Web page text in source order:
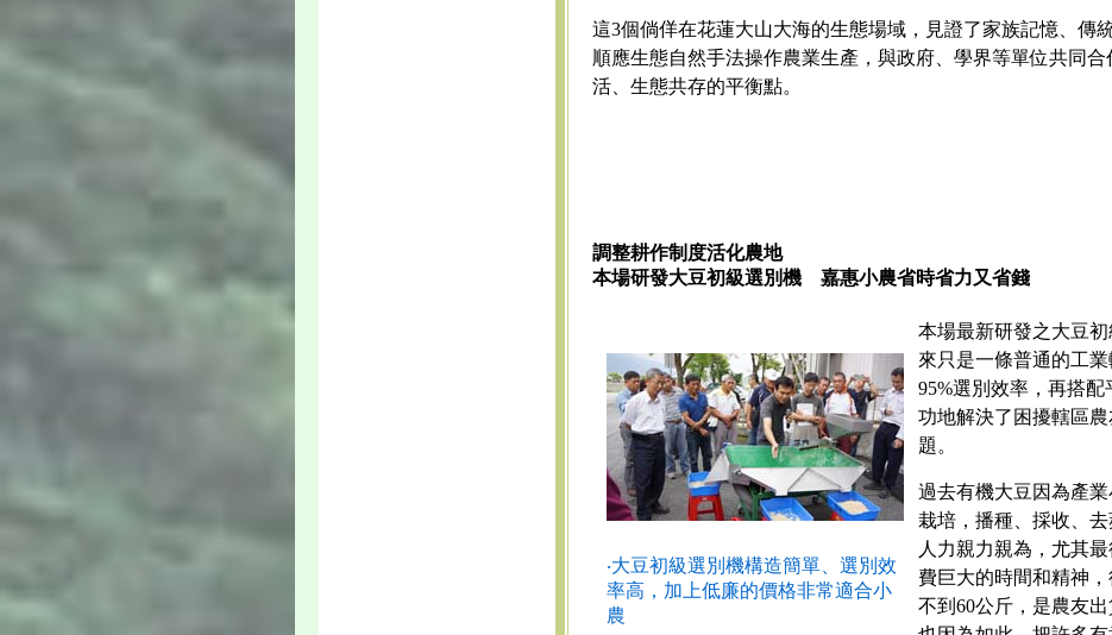
這3個倘佯在花蓮大山大海的生態場域，見證了家族記憶、傳
順應生態自然手法操作農業生產，與政府、學界等單位共同
活、生態共存的平衡點。
調整耕作制度活化農地
本場研發大豆初級選別機 嘉惠小農省時省力又省錢
‧大豆初級選別機構造簡單、選別效
率高，加上低廉的價格非常適合小
農
本場最新研發之大豆
來只是一條普通的工
95%選別效率，再搭
功地解決了困擾轄區
題。
過去有機大豆因為產
栽培，播種、採收、
人力親力親為，尤其
費巨大的時間和精神
不到60公斤，是農友